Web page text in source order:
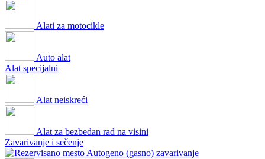
Alati za motocikle
Auto alat
Alat specijalni
Alat neiskreći
Alat za bezbedan rad na visini
Zavarivanje i sečenje
Autogeno (gasno) zavarivanje